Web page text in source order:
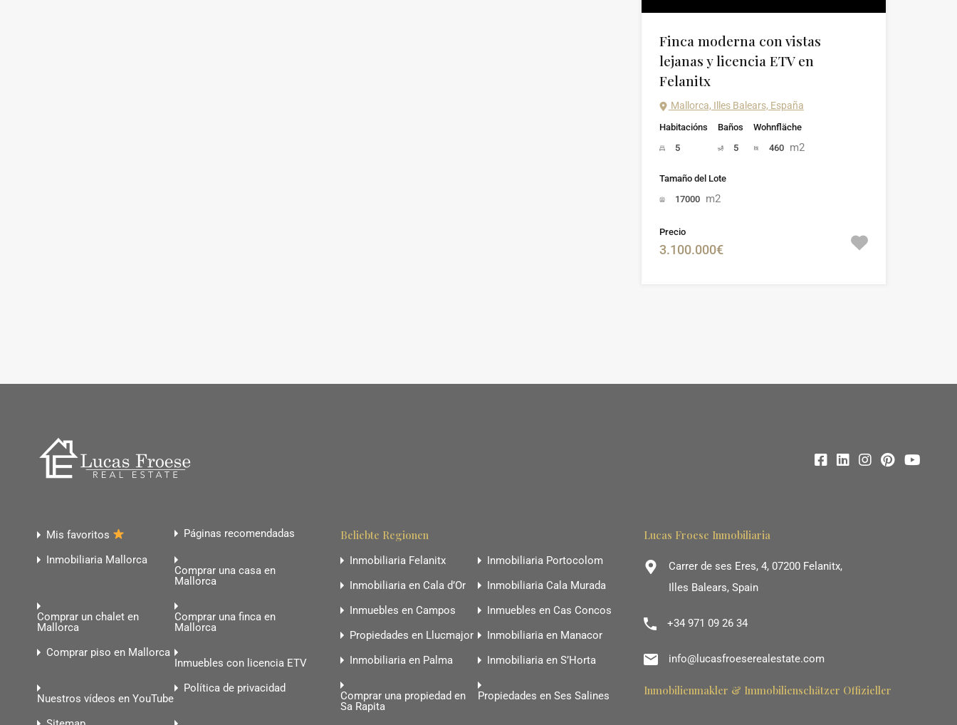
Finca moderna con vistas
lejanas y licencia ETV en
Felanitx
Mallorca, Illes Balears, España
Habitacións
5
Baños
5
Wohnfläche
460 m2
Tamaño del Lote
17000 m2
Precio
3.100.000€
Mis favoritos Páginas recomendadas
Inmobiliaria Mallorca
Comprar una casa en
Mallorca
Comprar un chalet en
Mallorca
Comprar una finca en
Mallorca
Comprar piso en Mallorca
Inmuebles con licencia ETV
Nuestros vídeos en YouTube
Política de privacidad
Beliebte Regionen
Inmobiliaria Felanitx
Inmobiliaria Portocolom
Inmobiliaria en Cala d’Or
Inmobiliaria Cala Murada
Inmuebles en Campos
Inmuebles en Cas Concos
Propiedades en Llucmajor
Inmobiliaria en Manacor
Inmobiliaria en Palma
Inmobiliaria en S’Horta
Comprar una propiedad en
Sa Rapita
Propiedades en Ses Salines
Lucas Froese Inmobiliaria
Carrer de ses Eres, 4, 07200 Felanitx,
Illes Balears, Spain
+34 971 09 26 34
info@lucasfroeserealestate.com
Inmobilienmakler & Immobilienschätzer Offizieller